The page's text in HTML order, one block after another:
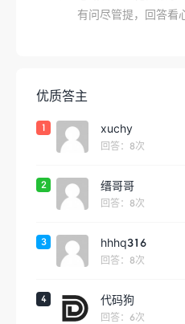
有问尽管提，回答看
优质答主
1 xuchy
回答：8次
2 缙哥哥
回答：8次
3 hhhq316
回答：8次
4 代码狗
回答：6次